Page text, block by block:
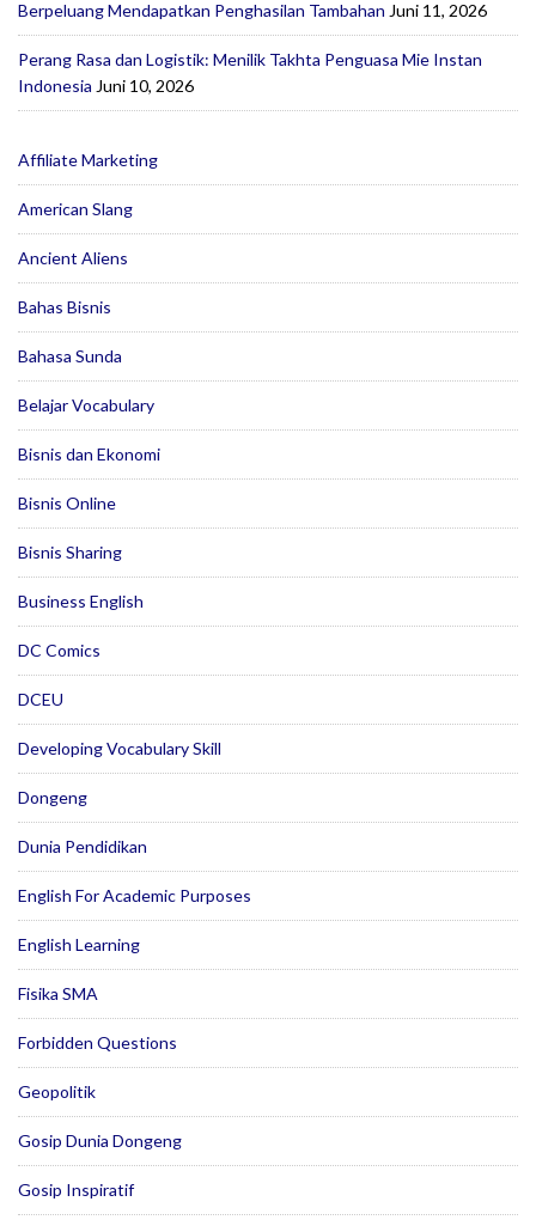
Berpeluang Mendapatkan Penghasilan Tambahan Juni 11, 2026
Perang Rasa dan Logistik: Menilik Takhta Penguasa Mie Instan
Indonesia Juni 10, 2026
Affiliate Marketing
American Slang
Ancient Aliens
Bahas Bisnis
Bahasa Sunda
Belajar Vocabulary
Bisnis dan Ekonomi
Bisnis Online
Bisnis Sharing
Business English
DC Comics
DCEU
Developing Vocabulary Skill
Dongeng
Dunia Pendidikan
English For Academic Purposes
English Learning
Fisika SMA
Forbidden Questions
Geopolitik
Gosip Dunia Dongeng
Gosip Inspiratif